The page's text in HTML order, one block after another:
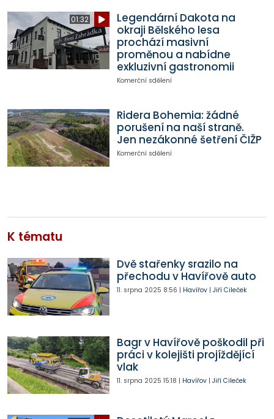
01:32
Legendární Dakota na
okraji Bělského lesa
prochází masivní
proměnou a nabídne
exkluzivní gastronomii
Komerční sdělení
Ridera Bohemia: žádné
porušení na naší straně.
Jen nezákonné šetření ČIŽP
Komerční sdělení
K tématu
Dvě stařenky srazilo na
přechodu v Havířově auto
11. srpna 2025 8:56 | Havířov| Jiří Cileček
Bagr v Havířově poškodil při
práci v kolejišti projíždějící
vlak
11. srpna 2025 15:18 | Havířov| Jiří Cileček